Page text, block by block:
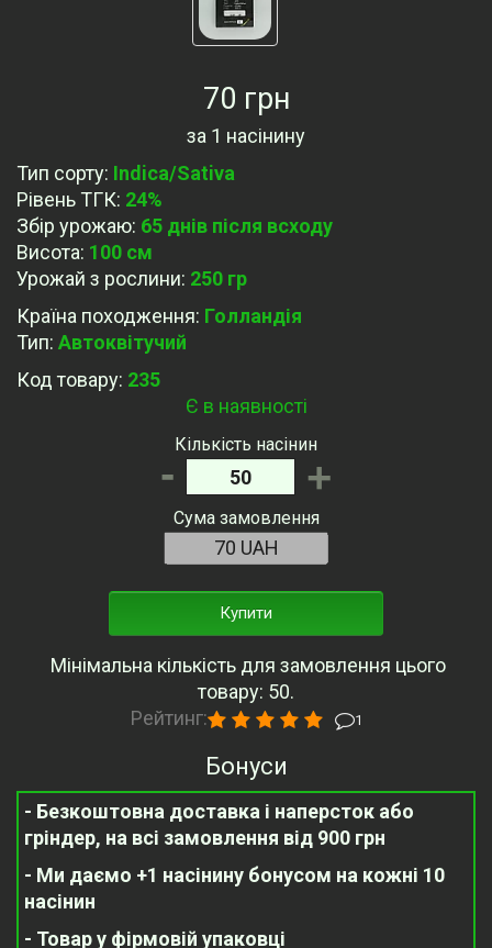
70 грн
за 1 насінину
Тип сорту: Indica/Sativa
Рівень ТГК: 24%
Збір урожаю: 65 днів після всходу
Висота: 100 см
Урожай з рослини: 250 гр
Країна походження: Голландія
Тип: Автоквітучий
Код товару: 235
Є в наявності
Кількість насінин
- +
Сума замовлення
Купити
Мінімальна кількість для замовлення цього
товару: 50.
Рейтинг:
1
Бонуси
- Безкоштовна доставка і наперсток або
гріндер, на всі замовлення від 900 грн
- Ми даємо +1 насінину бонусом на кожні 10
насінин
- Товар у фірмовій упаковці